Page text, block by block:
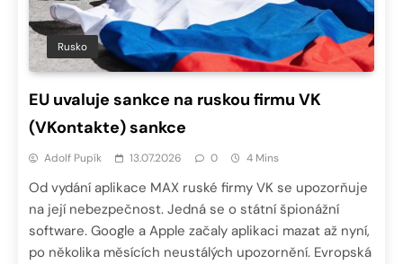
Rusko
EU uvaluje sankce na ruskou firmu VK
(VKontakte) sankce
Adolf Pupík 13.07.2026 0 4 Mins
Od vydání aplikace MAX ruské firmy VK se upozorňuje
na její nebezpečnost. Jedná se o státní špionážní
software. Google a Apple začaly aplikaci mazat až nyní,
po několika měsících neustálých upozornění. Evropská